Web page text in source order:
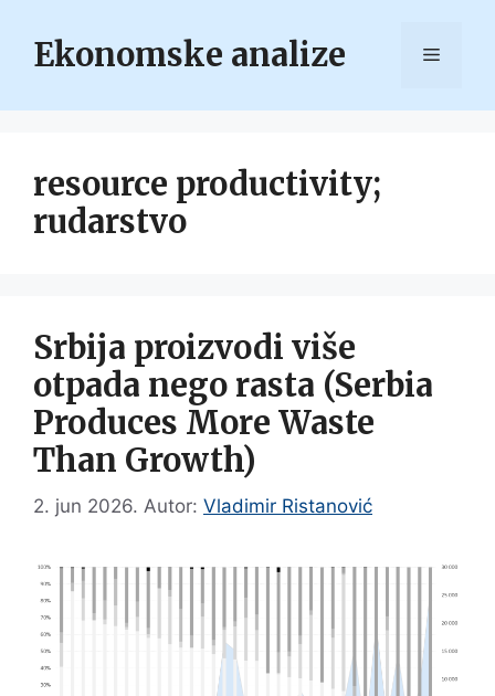
contentEkonomske analize Menu
resource productivity;
rudarstvo
Srbija proizvodi više
otpada nego rasta (Serbia
Produces More Waste
Than Growth)
2. jun 2026. Autor: Vladimir Ristanović